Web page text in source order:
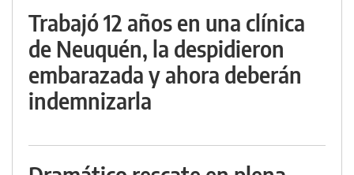
Trabajó 12 años en una clínica
de Neuquén, la despidieron
embarazada y ahora deberán
indemnizarla